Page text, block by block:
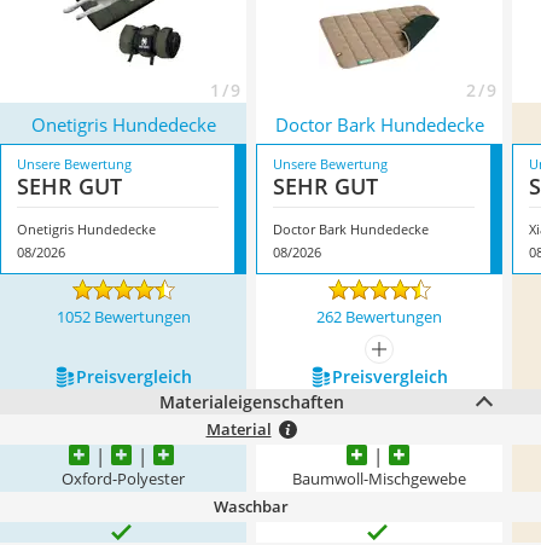
1 / 9 2 / 9
Onetigris Hundedecke Doctor Bark Hundedecke
Unsere Bewertung
SEHR GUT
Onetigris Hundedecke
08/2026
Unsere Bewertung
SEHR GUT
Doctor Bark Hundedecke
08/2026
1052 Bewertungen 262 Bewertungen
mehr anzeigen
Preis­vergleich
Preis­vergleich
Materialeigenschaften
Material
Oxford-Polyester Baumwoll-Mischgewebe
Waschbar